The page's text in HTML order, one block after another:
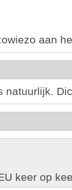
aan
natuurlijk.
keer op